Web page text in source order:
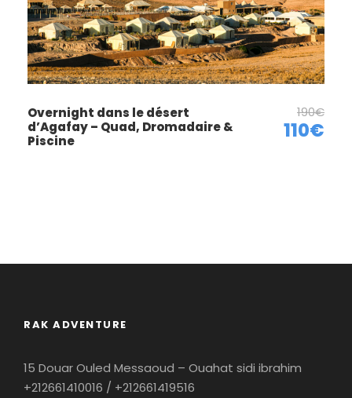
Overnight dans le désert
d’Agafay – Quad, Dromadaire &
Piscine
190€
110€
RAK ADVENTURE
15 Douar Ouled Messaoud – Ouahat sidi ibrahim
+212661410016 / +212661419516